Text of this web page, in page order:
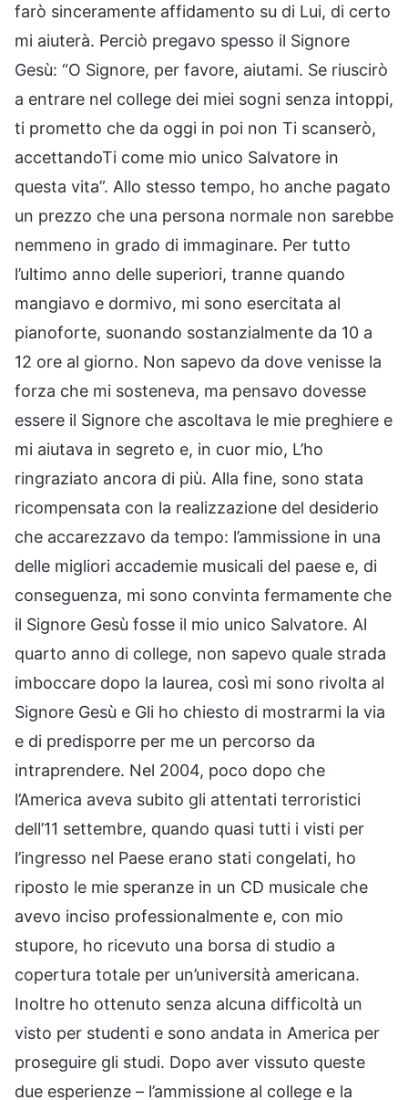
farò sinceramente affidamento su di Lui, di certo
mi aiuterà. Perciò pregavo spesso il Signore
Gesù: “O Signore, per favore, aiutami. Se riuscirò
a entrare nel college dei miei sogni senza intoppi,
ti prometto che da oggi in poi non Ti scanserò,
accettandoTi come mio unico Salvatore in
questa vita”. Allo stesso tempo, ho anche pagato
un prezzo che una persona normale non sarebbe
nemmeno in grado di immaginare. Per tutto
l’ultimo anno delle superiori, tranne quando
mangiavo e dormivo, mi sono esercitata al
pianoforte, suonando sostanzialmente da 10 a
12 ore al giorno. Non sapevo da dove venisse la
forza che mi sosteneva, ma pensavo dovesse
essere il Signore che ascoltava le mie preghiere e
mi aiutava in segreto e, in cuor mio, L’ho
ringraziato ancora di più. Alla fine, sono stata
ricompensata con la realizzazione del desiderio
che accarezzavo da tempo: l’ammissione in una
delle migliori accademie musicali del paese e, di
conseguenza, mi sono convinta fermamente che
il Signore Gesù fosse il mio unico Salvatore. Al
quarto anno di college, non sapevo quale strada
imboccare dopo la laurea, così mi sono rivolta al
Signore Gesù e Gli ho chiesto di mostrarmi la via
e di predisporre per me un percorso da
intraprendere. Nel 2004, poco dopo che
l’America aveva subito gli attentati terroristici
dell’11 settembre, quando quasi tutti i visti per
l’ingresso nel Paese erano stati congelati, ho
riposto le mie speranze in un CD musicale che
avevo inciso professionalmente e, con mio
stupore, ho ricevuto una borsa di studio a
copertura totale per un’università americana.
Inoltre ho ottenuto senza alcuna difficoltà un
visto per studenti e sono andata in America per
proseguire gli studi. Dopo aver vissuto queste
due esperienze – l’ammissione al college e la